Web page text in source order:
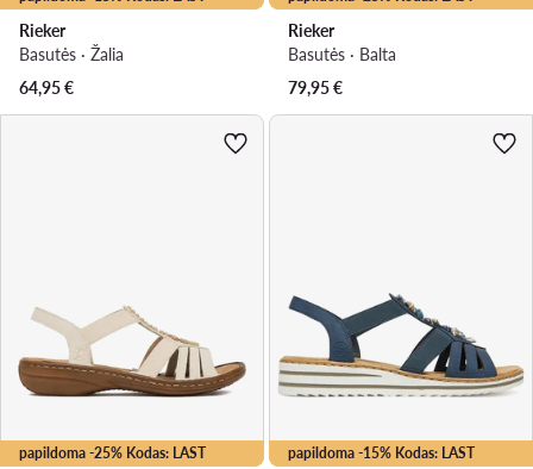
Rieker
Basutės · Žalia
64,95€
Rieker
Basutės · Balta
79,95€
papildoma -25% Kodas: LAST papildoma -15% Kodas: LAST